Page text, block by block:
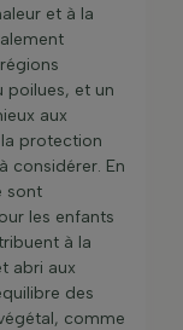
et à la
poilues, et un
aux
protection
considérer. En
sont
les enfants
à la
abri aux
des
comme